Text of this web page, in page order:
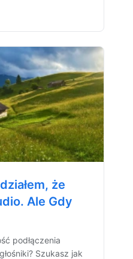
że
Ale Gdy
podłączenia
Szukasz jak